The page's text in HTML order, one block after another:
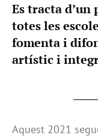
Es tracta
totes les
fomenta i
artístic i
Aquest 2021